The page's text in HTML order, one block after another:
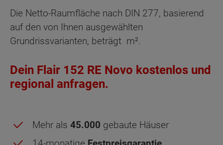
Die Netto-Raumfläche nach DIN 277, basierend
auf den von Ihnen ausgewählten
Grundrissvarianten, beträgt m².
Dein Flair 152 RE Novo kostenlos und
regional anfragen.
Mehr als 45.000 gebaute Häuser